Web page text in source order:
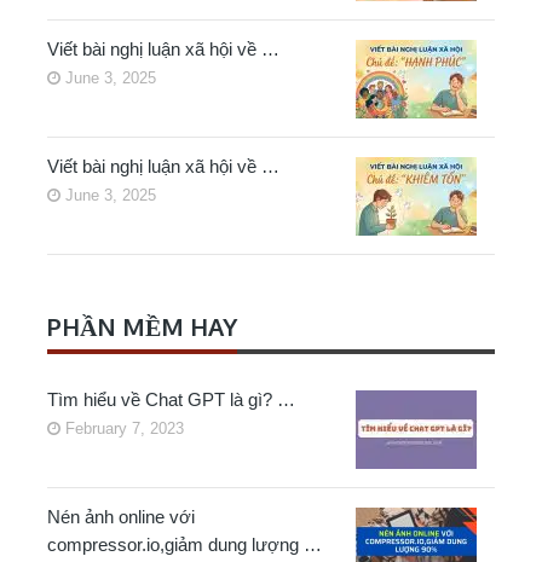
Viết bài nghị luận xã hội về …
June 3, 2025
Viết bài nghị luận xã hội về …
June 3, 2025
PHẦN MỀM HAY
Tìm hiểu về Chat GPT là gì? …
February 7, 2023
Nén ảnh online với
compressor.io,giảm dung lượng …